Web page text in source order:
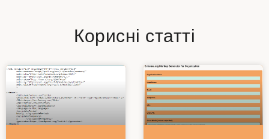
Корисні статті